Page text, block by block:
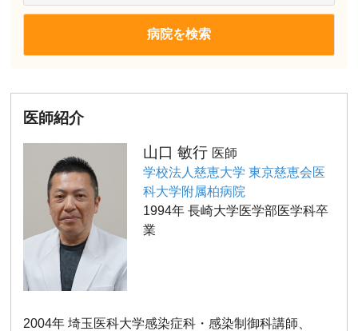
医師紹介
山口 敏行 医師
学校法人慈恵大学 東京慈恵会医
科大学附属柏病院
1994年 長崎大学医学部医学科卒
業
2004年 埼玉医科大学感染症科・感染制御科講師、